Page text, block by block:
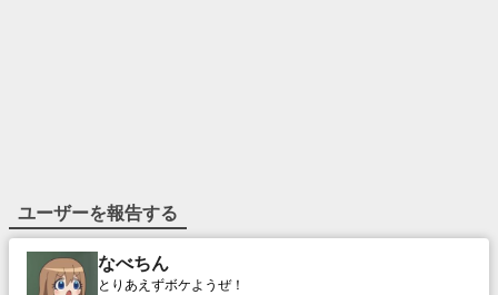
ユーザーを報告する
なべちん
とりあえずボケようぜ！